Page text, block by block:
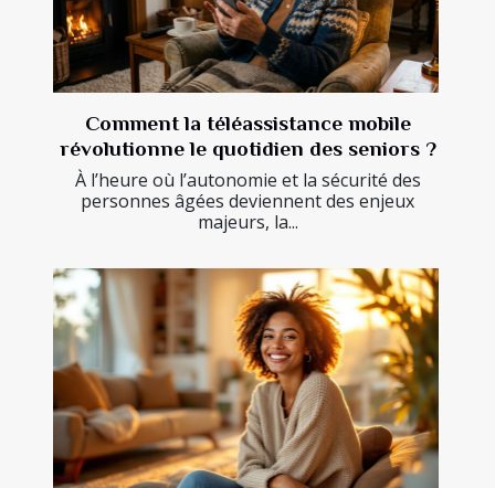
Comment la téléassistance mobile
révolutionne le quotidien des seniors ?
À l’heure où l’autonomie et la sécurité des
personnes âgées deviennent des enjeux
majeurs, la...